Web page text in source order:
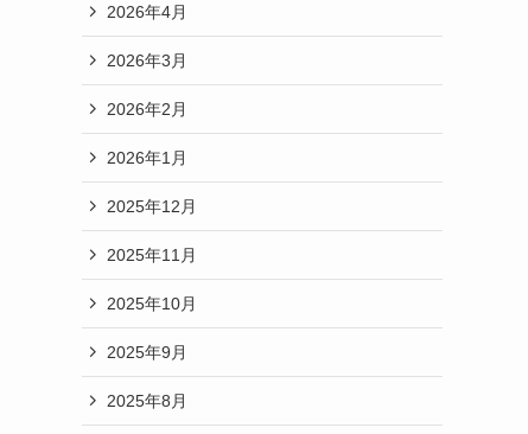
2026年4月
2026年3月
2026年2月
2026年1月
2025年12月
2025年11月
2025年10月
2025年9月
2025年8月